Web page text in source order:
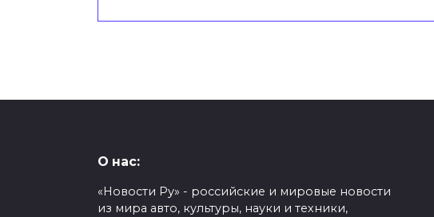
О нас:
«Новости Ру» - российские и мировые новости
из мира авто, культуры, науки и техники,